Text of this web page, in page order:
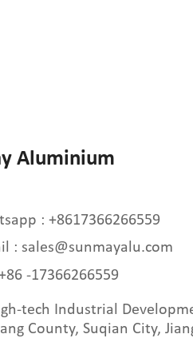
Aluminium
: +8617366266559
: sales@sunmayalu.com
-17366266559
tech Industrial
County, Suqian City,